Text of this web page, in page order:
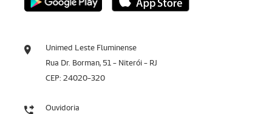
Unimed Leste Fluminense
Rua Dr. Borman, 51 - Niterói - RJ
CEP: 24020-320
Ouvidoria